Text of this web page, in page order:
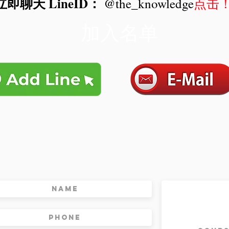
@the_knowledge点击